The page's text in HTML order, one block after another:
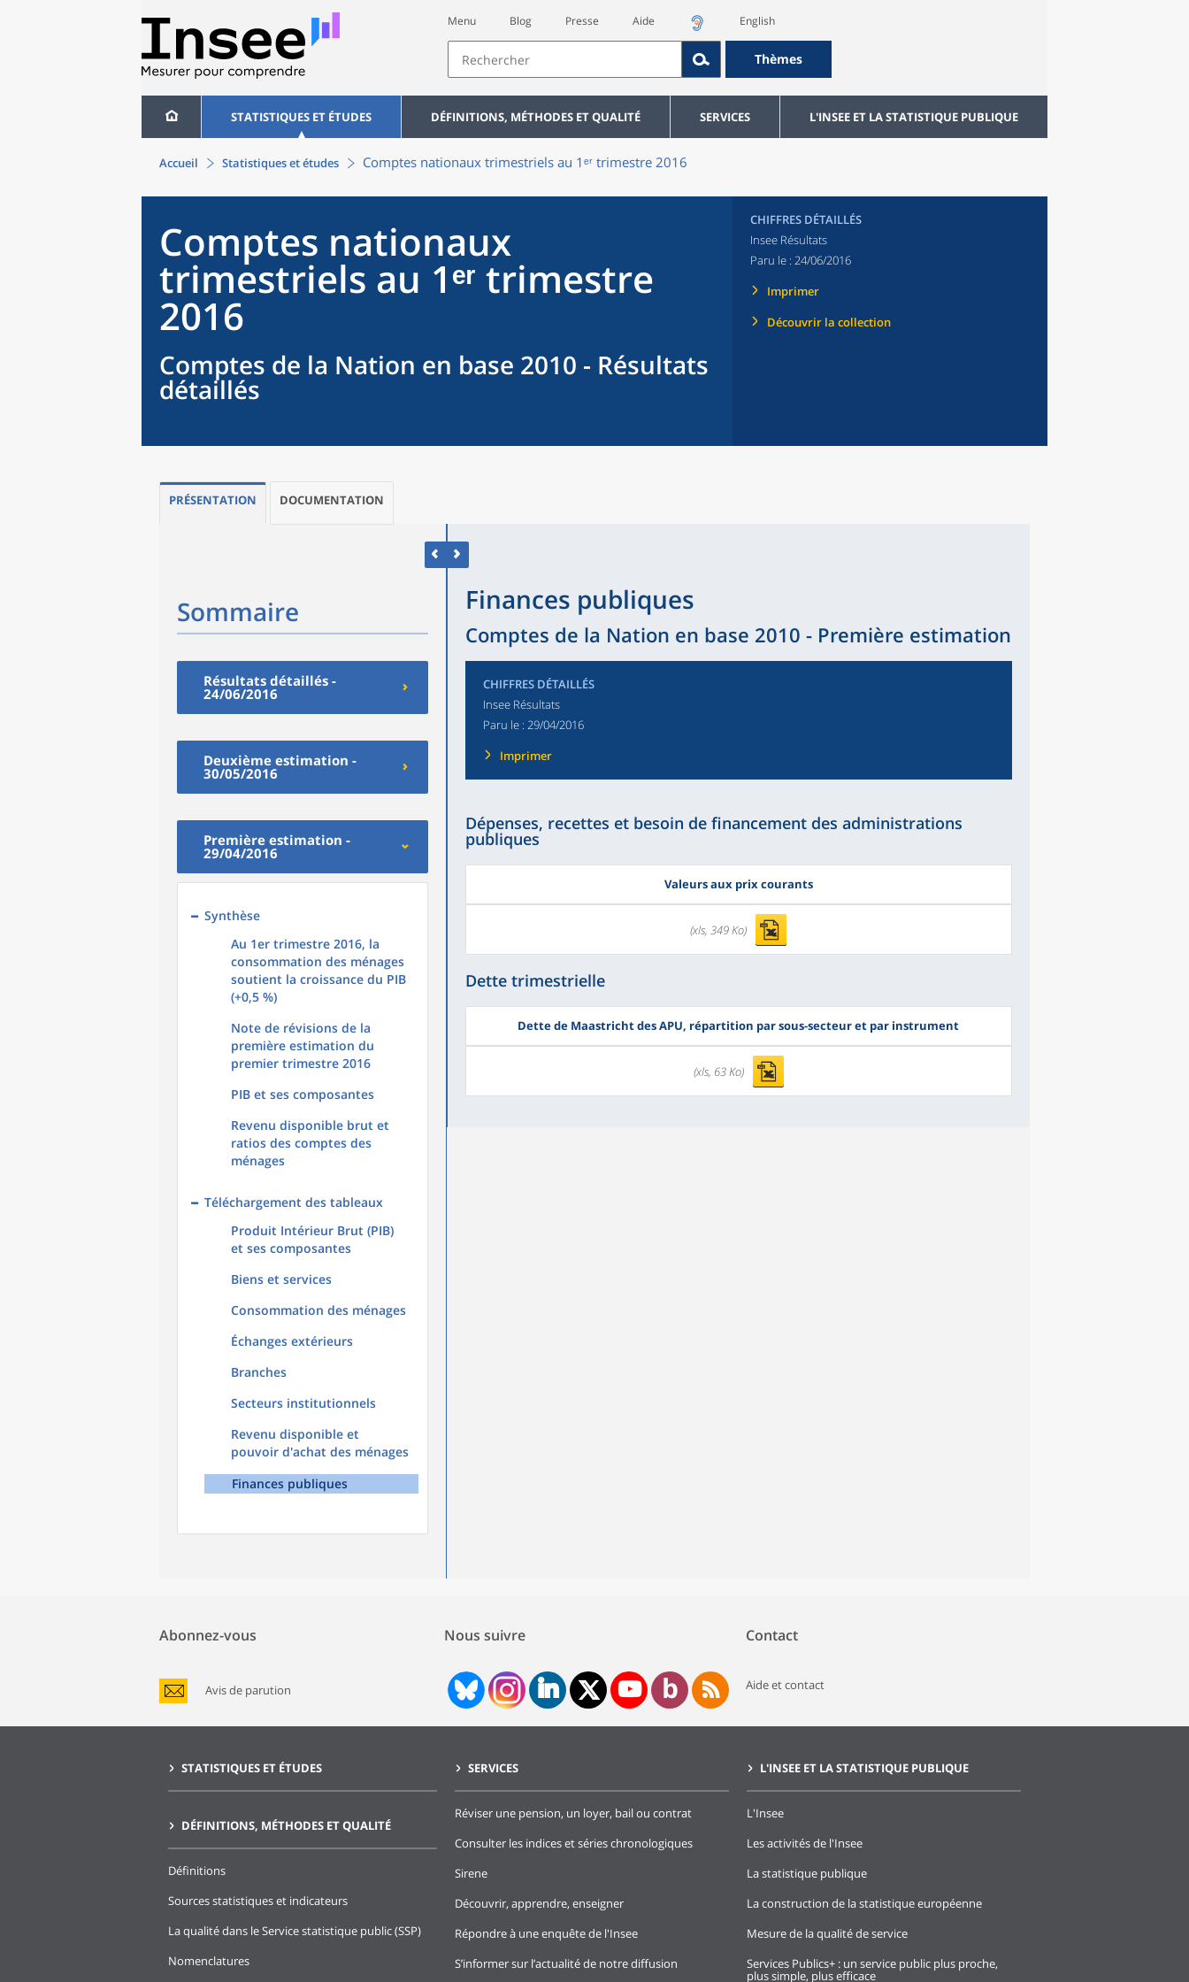
Menu Blog Presse Aide English
Thèmes
STATISTIQUES ET ÉTUDES DÉFINITIONS, MÉTHODES ET QUALITÉ SERVICES L'INSEE ET LA STATISTIQUE PUBLIQUE
Accueil Statistiques et études Comptes nationaux trimestriels au 1ᵉʳ trimestre 2016
Comptes nationaux
trimestriels au 1ᵉʳ trimestre
2016
Comptes de la Nation en base 2010 - Résultats
détaillés
CHIFFRES DÉTAILLÉS
Insee Résultats
Paru le : 24/06/2016
Imprimer
Découvrir la collection
PRÉSENTATION DOCUMENTATION
Sommaire
Résultats détaillés -
24/06/2016
Deuxième estimation -
30/05/2016
Première estimation -
29/04/2016
Synthèse
Au 1er trimestre 2016, la
consommation des ménages
soutient la croissance du PIB
(+0,5 %)
Note de révisions de la
première estimation du
premier trimestre 2016
PIB et ses composantes
Revenu disponible brut et
ratios des comptes des
ménages
Téléchargement des tableaux
Produit Intérieur Brut (PIB)
et ses composantes
Biens et services
Consommation des ménages
Échanges extérieurs
Branches
Secteurs institutionnels
Revenu disponible et
pouvoir d'achat des ménages
Finances publiques
Finances publiques
Comptes de la Nation en base 2010 - Première estimation
CHIFFRES DÉTAILLÉS
Insee Résultats
Paru le : 29/04/2016
Imprimer
Dépenses, recettes et besoin de financement des administrations
publiques
Valeurs aux prix courants
(xls, 349 Ko)
Dette trimestrielle
Dette de Maastricht des APU, répartition par sous-secteur et par instrument
(xls, 63 Ko)
Abonnez-vous
Avis de parution
Nous suivre Contact
Aide et contact
STATISTIQUES ET ÉTUDES
DÉFINITIONS, MÉTHODES ET QUALITÉ
Définitions
Sources statistiques et indicateurs
La qualité dans le Service statistique public (SSP)
Nomenclatures
SERVICES
Réviser une pension, un loyer, bail ou contrat
Consulter les indices et séries chronologiques
Sirene
Découvrir, apprendre, enseigner
Répondre à une enquête de l'Insee
S’informer sur l’actualité de notre diffusion
L'INSEE ET LA STATISTIQUE PUBLIQUE
L'Insee
Les activités de l'Insee
La statistique publique
La construction de la statistique européenne
Mesure de la qualité de service
Services Publics+ : un service public plus proche,
plus simple, plus efficace